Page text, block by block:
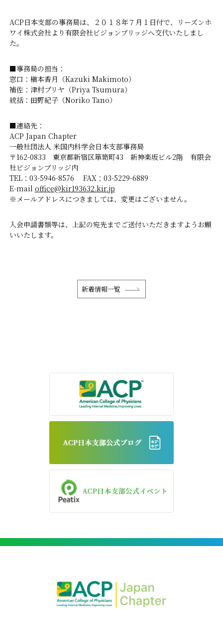
ACP日本支部の事務局は、２０１８年７月１日付で、リーズンホ
ワイ株式会社より有限会社ビジョンブリッジへ交代いたしまし
た。
■事務局の担当：
窓口：槇本香月（Kazuki Makimoto）
補佐：津村プリヤ（Priya Tsumura）
統括：田野紀子（Noriko Tano）
■連絡先：
ACP Japan Chapter
一般社団法人 米国内科学会日本支部事務局
〒162-0833 東京都新宿区箪笥町43 新神楽坂ビル2階 有限会
社ビジョンブリッジ内
TEL：03-5946-8576 FAX：03-5229-6889
E-mail office@kir193632.kir.jp
※メールアドレスにつきましては、変更はございません。
入会申請書類等は、上記の宛先までご送付いただきますようお願
いいたします。
新着情報一覧